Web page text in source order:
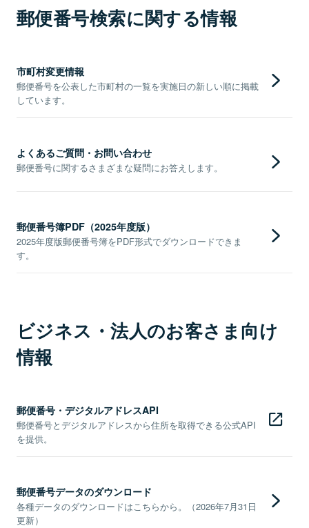
郵便番号検索に関する情報
市町村変更情報
郵便番号を公表した市町村の一覧を実施日の新しい順に掲載
しています。
よくあるご質問・お問い合わせ
郵便番号に関するさまざまな疑問にお答えします。
郵便番号簿PDF（2025年度版）
2025年度版郵便番号簿をPDF形式でダウンロードできま
す。
ビジネス・法人のお客さま向け
情報
郵便番号・デジタルアドレスAPI
郵便番号とデジタルアドレスから住所を取得できる公式API
を提供。
郵便番号データのダウンロード
各種データのダウンロードはこちらから。（2026年7月31日
更新）